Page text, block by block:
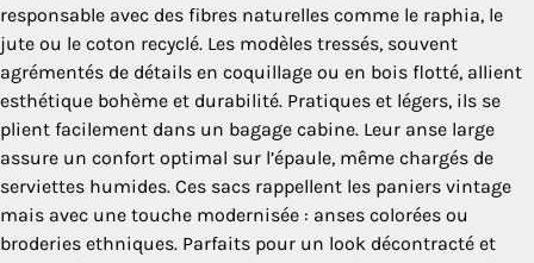
responsable avec des fibres naturelles comme le raphia, le
jute ou le coton recyclé. Les modèles tressés, souvent
agrémentés de détails en coquillage ou en bois flotté, allient
esthétique bohème et durabilité. Pratiques et légers, ils se
plient facilement dans un bagage cabine. Leur anse large
assure un confort optimal sur l’épaule, même chargés de
serviettes humides. Ces sacs rappellent les paniers vintage
mais avec une touche modernisée : anses colorées ou
broderies ethniques. Parfaits pour un look décontracté et